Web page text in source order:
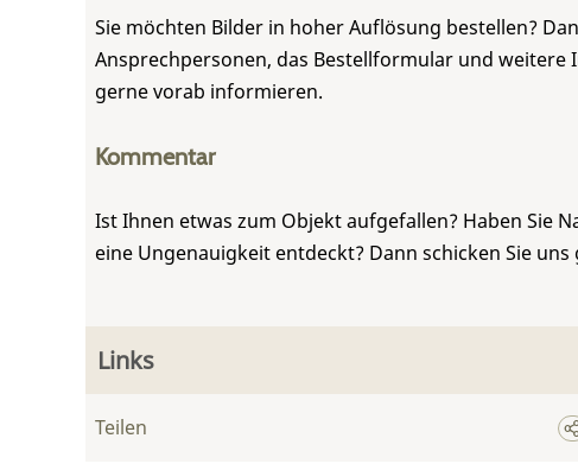
Sie möchten Bilder in hoher Auflösung bestellen?
Ansprechpersonen, das Bestellformular und
gerne vorab informieren.
Kommentar
Ist Ihnen etwas zum Objekt aufgefallen? Haben Sie
eine Ungenauigkeit entdeckt? Dann schicken Sie uns
Links
Teilen